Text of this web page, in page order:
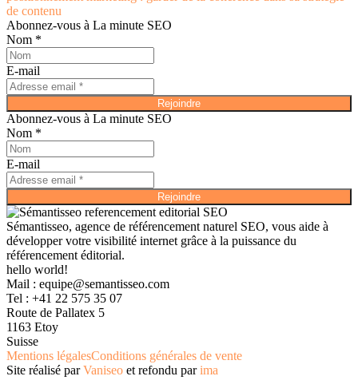
de contenu
Abonnez-vous à La minute SEO
Nom *
E-mail
Rejoindre
Abonnez-vous à La minute SEO
Nom *
E-mail
Rejoindre
Sémantisseo, agence de référencement naturel SEO, vous aide à
développer votre visibilité internet grâce à la puissance du
référencement éditorial.
hello world!
Mail : equipe@semantisseo.com
Tel : +41 22 575 35 07
Route de Pallatex 5
1163 Etoy
Suisse
Mentions légalesConditions générales de vente
Site réalisé parVaniseo et refondu parima